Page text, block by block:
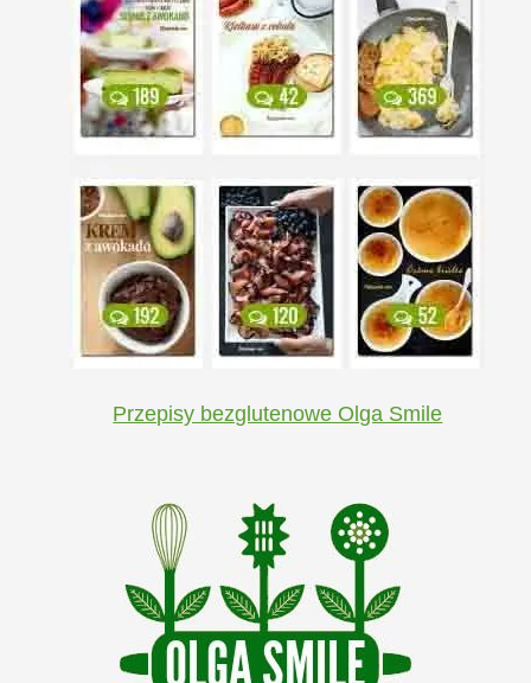
Przepisy bezglutenowe Olga Smile